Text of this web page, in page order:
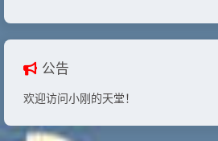
公告
欢迎访问小刚的天堂！